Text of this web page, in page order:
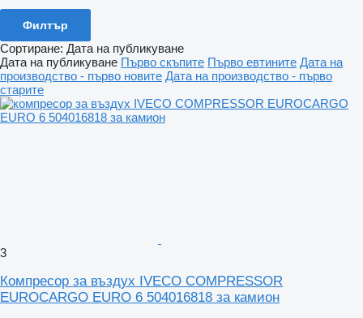
Филтър
Сортиране: Дата на публикуване
Дата на публикуване Първо скъпите Първо евтините Дата на
производство - първо новите Дата на производство - първо
старите
3
Компресор за въздух IVECO COMPRESSOR
EUROCARGO EURO 6 504016818 за камион